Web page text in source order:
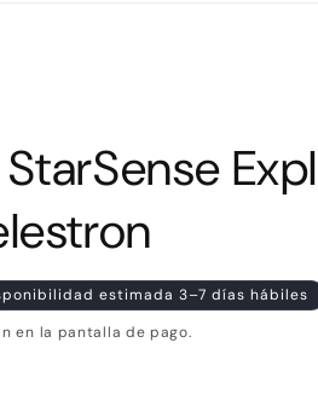
estimada 3–7 días hábiles
en la pantalla de pago.